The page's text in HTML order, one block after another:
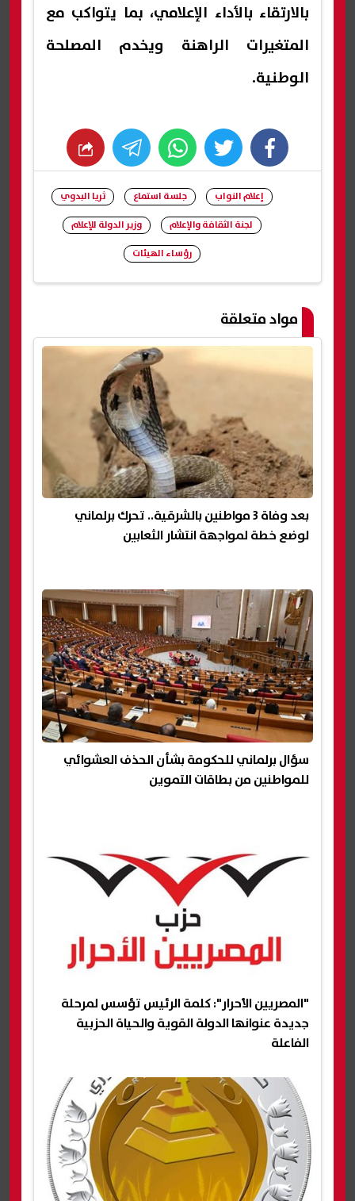
بالارتقاء بالأداء الإعلامي، بما يتواكب مع
المتغيرات الراهنة ويخدم المصلحة
الوطنية.
facebook
twitter
whats
إعلام النواب جلسة استماع
ثريا البدوي
لجنة الثقافة والإعلام
وزير الدولة للإعلام
رؤساء الهيئات
مواد متعلقة
بعد وفاة 3 مواطنين بالشرقية.. تحرك برلماني
لوضع خطة لمواجهة انتشار الثعابين
سؤال برلماني للحكومة بشأن الحذف العشوائي
للمواطنين من بطاقات التموين
"المصريين الأحرار": كلمة الرئيس تؤسس لمرحلة
جديدة عنوانها الدولة القوية والحياة الحزبية
الفاعلة